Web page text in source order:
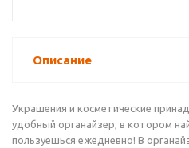
Описание
Украшения и косметические
удобный органайзер, в котором
пользуешься ежедневно! В